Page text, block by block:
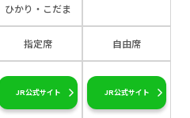
ひかり・こだま
指定席 自由席
JR公式サイト JR公式サイト